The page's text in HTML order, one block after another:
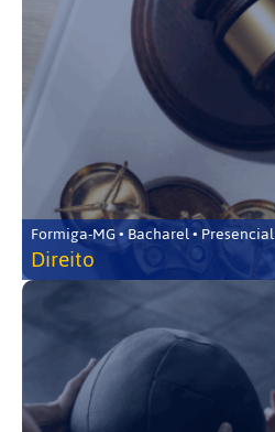
Formiga-MG • Bacharel • Presencial
Direito